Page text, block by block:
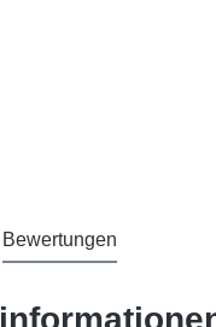
Bewertungen